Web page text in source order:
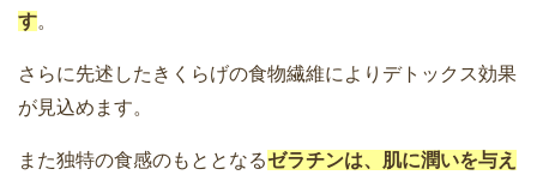
す。
さらに先述したきくらげの食物繊維によりデトックス効果
が見込めます。
また独特の食感のもととなるゼラチンは、肌に潤いを与え